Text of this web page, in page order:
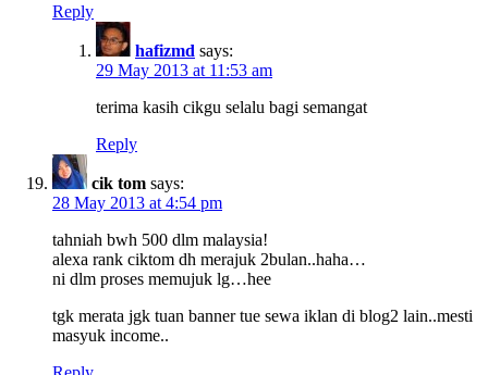
Reply
hafizmd says:
29 May 2013 at 11:53 am
terima kasih cikgu selalu bagi semangat
Reply
cik tom says:
28 May 2013 at 4:54 pm
tahniah bwh 500 dlm malaysia!
alexa rank ciktom dh merajuk 2bulan..haha…
ni dlm proses memujuk lg…hee
tgk merata jgk tuan banner tue sewa iklan di blog2 lain..mesti
masyuk income..